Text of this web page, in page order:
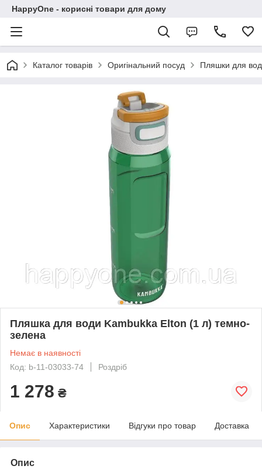
HappyOne - корисні товари для дому
Каталог товарів Оригінальний посуд Пляшки для
Пляшка для води Kambukka Elton (1 л) темно-
зелена
Немає в наявності
Код: b-11-03033-74
Роздріб
1 278 ₴
Опис Характеристики Відгуки про товар Доставка
Опис